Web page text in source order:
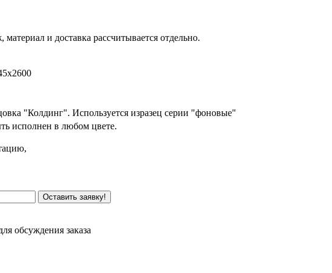
и доставка рассчитывается отдельно.
"Колдинг". Используется изразец серии "фоновые"
исполнен в любом цвете.
обсуждения заказа